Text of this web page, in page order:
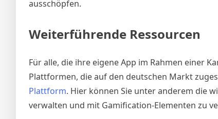
ausschöpfen.
Weiterführende Ressourcen
Für alle, die ihre eigene App im Rahmen einer
Plattformen, die auf den deutschen Markt
Plattform. Hier können Sie unter anderem die
verwalten und mit Gamification-Elementen zu